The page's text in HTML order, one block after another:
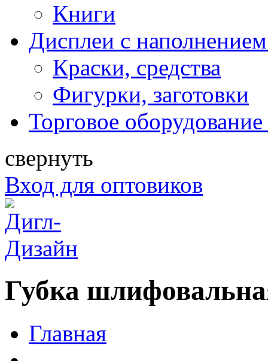
Книги
Дисплеи с
Краски, средства
Фигурки, заготовки
Торговое
свернуть
Вход для оптовиков
Губка
Главная